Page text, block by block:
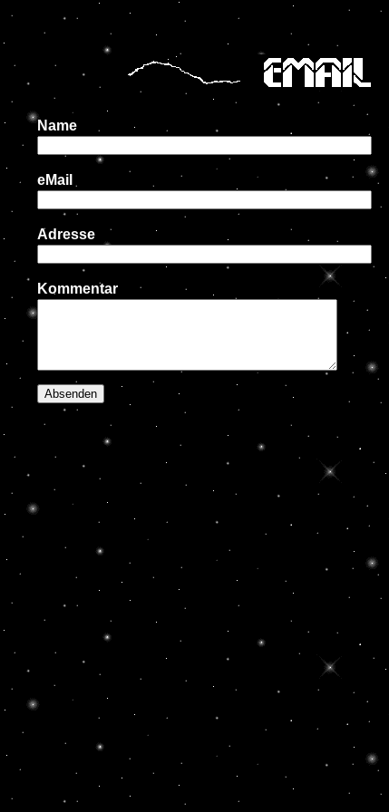
Name
eMail
Adresse
Kommentar